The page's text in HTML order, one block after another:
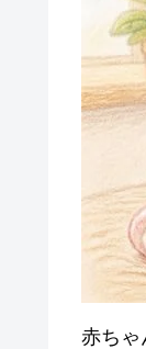
赤ちゃ